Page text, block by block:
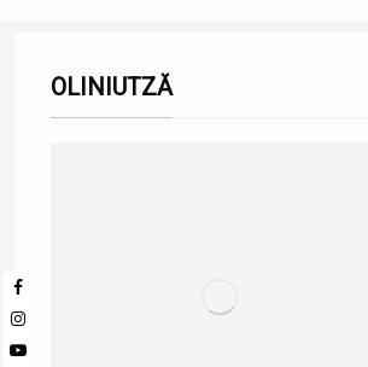
OLINIUTZĂ